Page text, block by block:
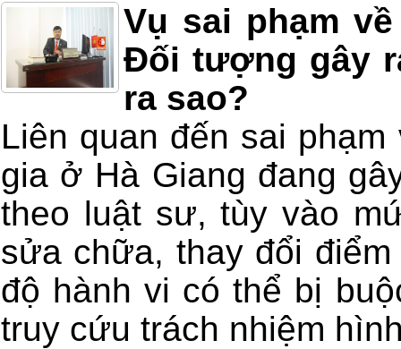
Vụ sai phạm
Đối tượng gây
ra sao?
Liên quan đến sai
gia ở Hà Giang đang
theo luật sư, tùy vào
sửa chữa, thay đổi
độ hành vi có thể bị
truy cứu trách nhiệm